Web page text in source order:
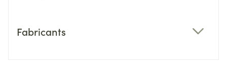
Fabricants